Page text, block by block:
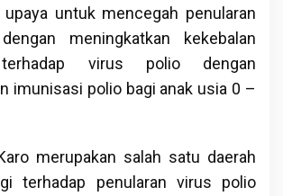
upaya untuk mencegah penularan
meningkatkan kekebalan
virus polio dengan
imunisasi polio bagi anak usia 0 –
merupakan salah satu daerah
terhadap penularan virus polio